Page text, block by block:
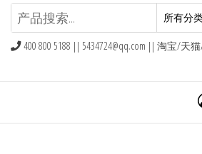
九块九包邮,9块9包邮
块九官网
400 800 5188 || 5434724@qq.com || 淘宝/天